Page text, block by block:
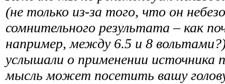
(не только из-за того, что он
сомнительного результата – как
например, между 6.5 и 8
услышали о приме­нении источника
мысль может посетить вашу